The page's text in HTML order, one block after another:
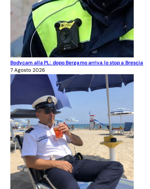
Bodycam alla PL: dopo Bergamo arriva lo stop a Brescia
7 Agosto 2026